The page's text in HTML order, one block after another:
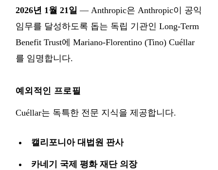
2026년 1월 21일 — Anthropic은 Anthropic이 공익
임무를 달성하도록 돕는 독립 기관인 Long-Term
Benefit Trust에 Mariano-Florentino (Tino) Cuéllar
를 임명합니다.
예외적인 프로필
Cuéllar는 독특한 전문 지식을 제공합니다.
캘리포니아 대법원 판사
카네기 국제 평화 재단 의장